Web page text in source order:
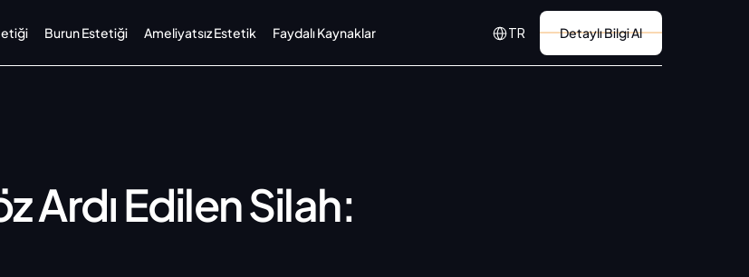
Burun Estetiği Ameliyatsız Estetik Faydalı Kaynaklar
Select Language
TR Detaylı Bilgi Al
Ardı Edilen Silah: